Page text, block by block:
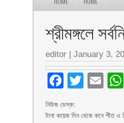
শ্রীমঙ্গলে
editor |January 3,
নিউজ ডেস্ক:
টানা কয়েক দিন থেকে কনে শীত ও